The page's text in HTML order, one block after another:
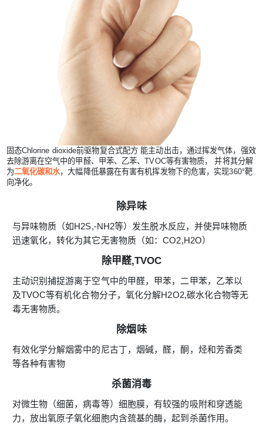
固态Chlorine dioxide前驱物复合式配方 能主动出击，通过挥发气体，强效
去除游离在空气中的甲醛、甲苯、乙苯、TVOC等有害物质， 并将其分解
为二氧化碳和水，大幅降低暴露在有害有机挥发物下的危害，实现360°靶
向净化。
除异味
与异味物质（如H2S,-NH2等）发生脱水反应，并使异味物质
迅速氧化，转化为其它无害物质（如：CO2,H2O）
除甲醛,TVOC
主动识别捕捉游离于空气中的甲醛，甲苯，二甲苯，乙苯以
及TVOC等有机化合物分子，氧化分解H2O2,碳水化合物等无
毒无害物质。
除烟味
有效化学分解烟雾中的尼古丁，烟碱，醛，酮，烃和芳香类
等各种有害物
杀菌消毒
对微生物（细菌，病毒等）细胞膜，有较强的吸附和穿透能
力，放出氧原子氧化细胞内含巯基的酶，起到杀菌作用。